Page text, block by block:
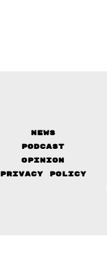
News
Podcast
Opinion
Privacy Policy